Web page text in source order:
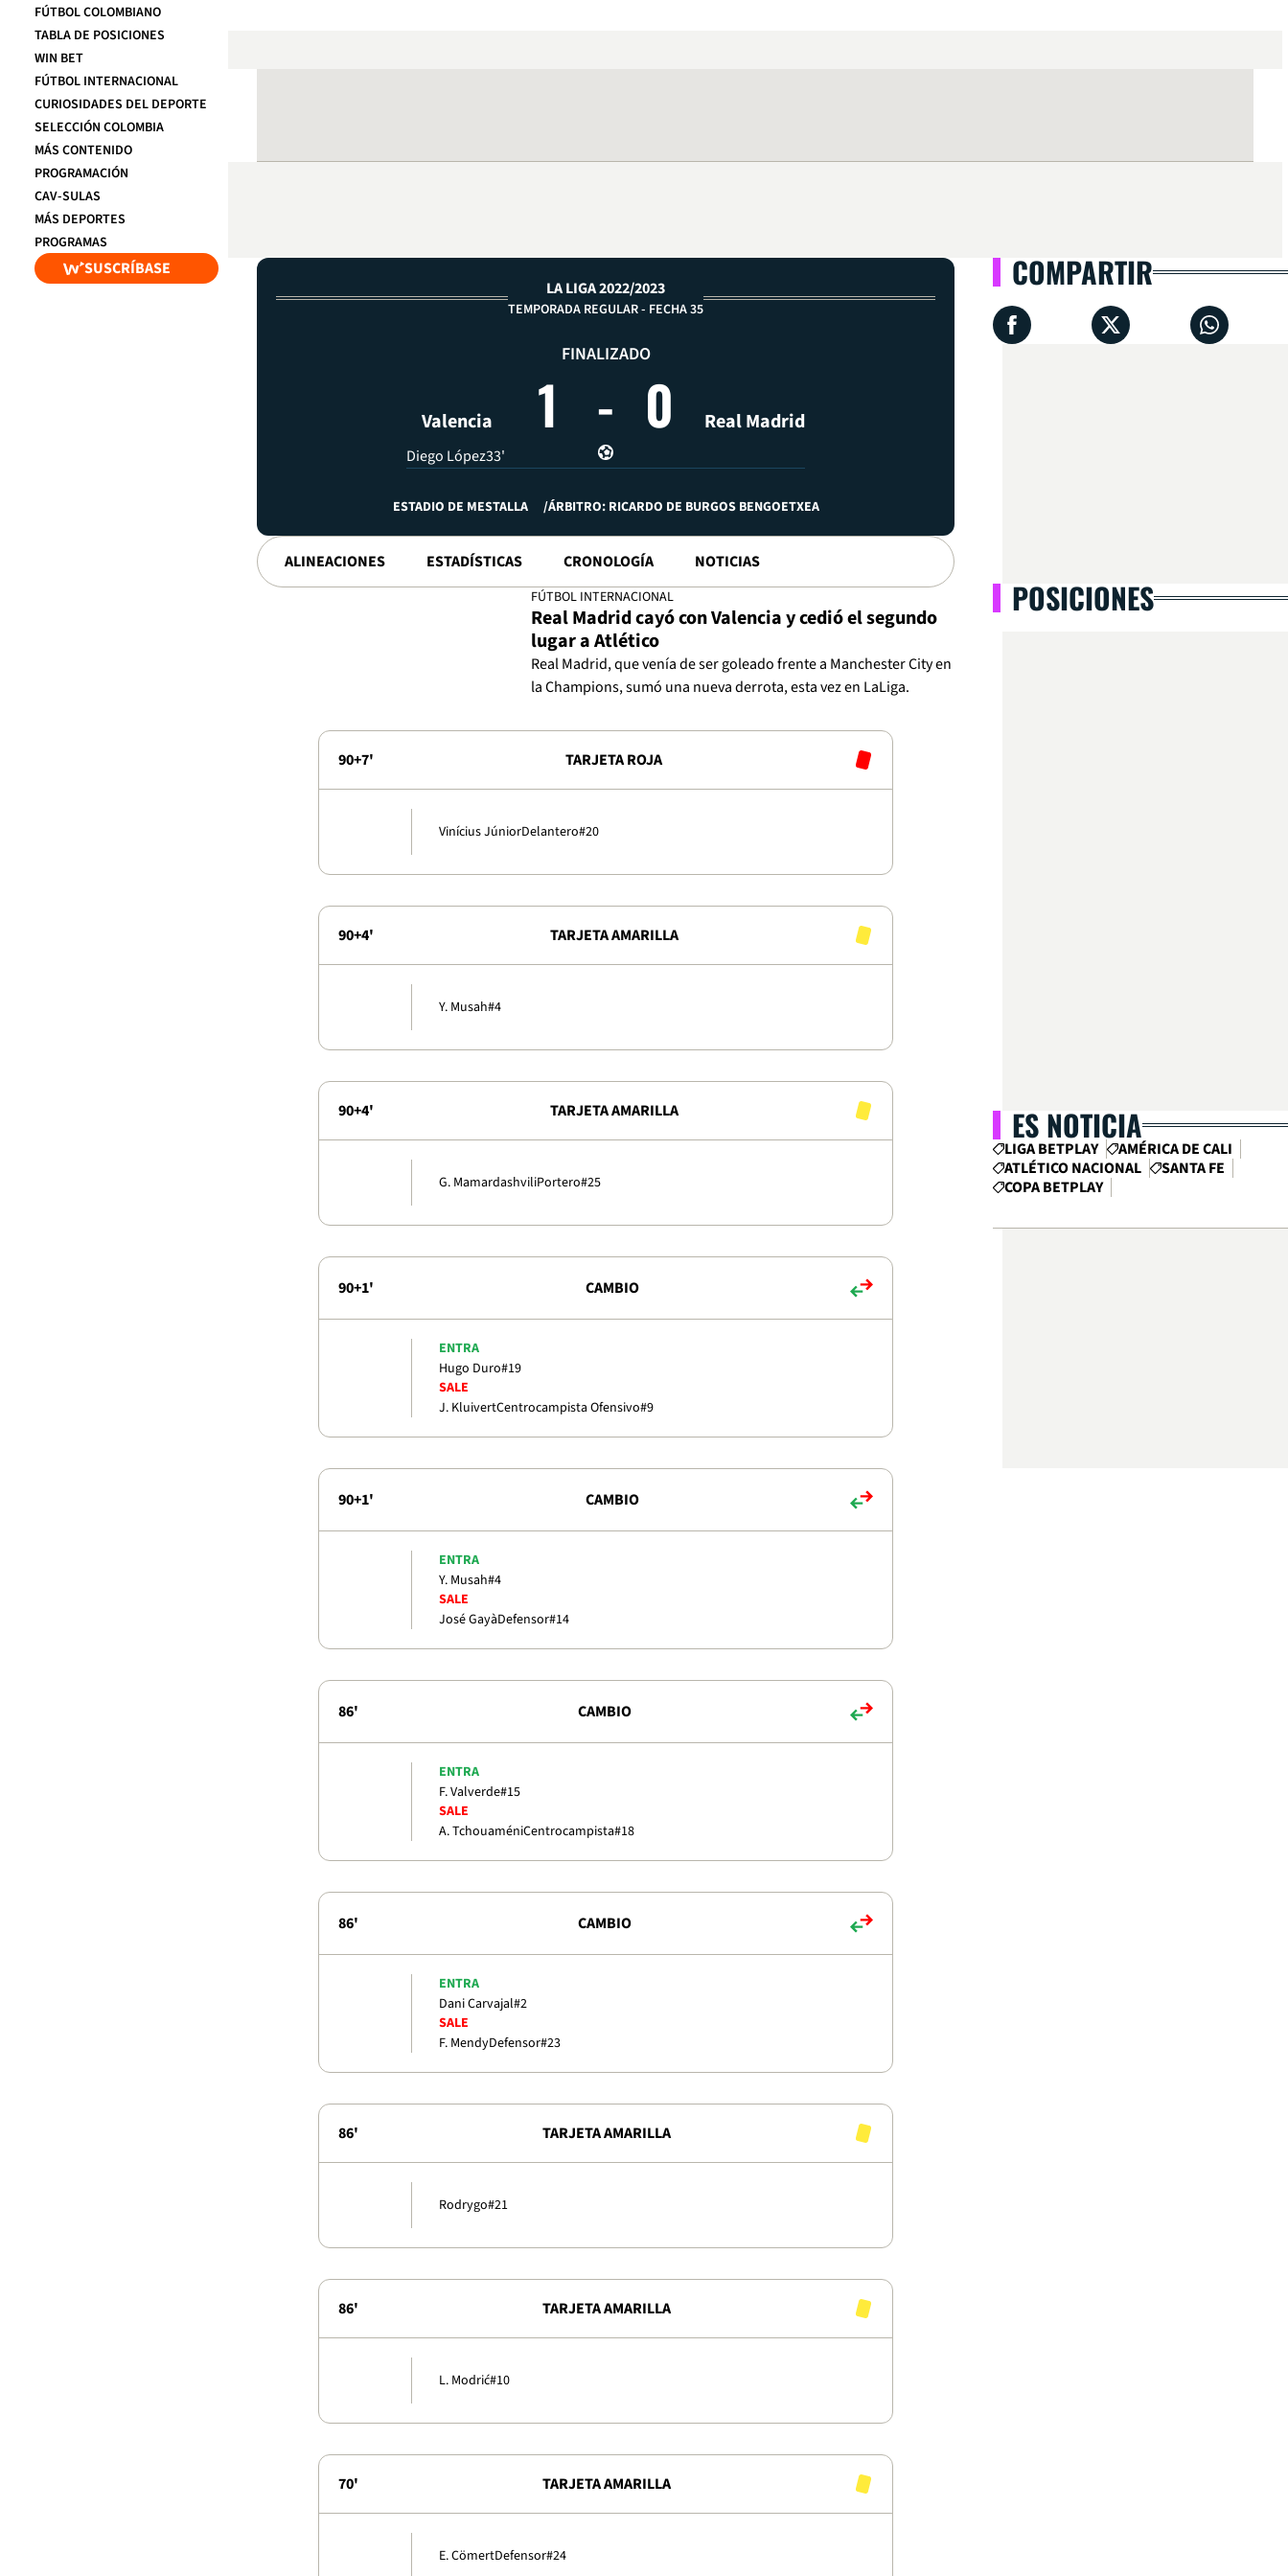
FÚTBOL COLOMBIANO
TABLA DE POSICIONES
WIN BET
FÚTBOL INTERNACIONAL
CURIOSIDADES DEL DEPORTE
SELECCIÓN COLOMBIA
MÁS CONTENIDO
PROGRAMACIÓN
CAV-SULAS
MÁS DEPORTES
PROGRAMAS
SUSCRÍBASE
LA LIGA 2022/2023
TEMPORADA REGULAR - FECHA 35
Valencia
FINALIZADO
1 - 0 Real Madrid
Diego López33'
ESTADIO DE MESTALLA ÁRBITRO: RICARDO DE BURGOS BENGOETXEA
ALINEACIONES ESTADÍSTICAS CRONOLOGÍA NOTICIAS
FÚTBOL INTERNACIONAL
Real Madrid cayó con Valencia y cedió el segundo
lugar a Atlético
Real Madrid, que venía de ser goleado frente a Manchester City en
la Champions, sumó una nueva derrota, esta vez en LaLiga.
90+7' TARJETA ROJA
Vinícius JúniorDelantero#20
90+4' TARJETA AMARILLA
Y. Musah#4
90+4' TARJETA AMARILLA
G. MamardashviliPortero#25
90+1' CAMBIO
ENTRA
Hugo Duro#19
SALE
J. KluivertCentrocampista Ofensivo#9
90+1' CAMBIO
ENTRA
Y. Musah#4
SALE
José GayàDefensor#14
86' CAMBIO
ENTRA
F. Valverde#15
SALE
A. TchouaméniCentrocampista#18
86' CAMBIO
ENTRA
Dani Carvajal#2
SALE
F. MendyDefensor#23
86' TARJETA AMARILLA
Rodrygo#21
86' TARJETA AMARILLA
L. Modrić#10
70' TARJETA AMARILLA
E. CömertDefensor#24
COMPARTIR
POSICIONES
ES NOTICIA
LIGA BETPLAY
AMÉRICA DE CALI
ATLÉTICO NACIONAL
SANTA FE
COPA BETPLAY